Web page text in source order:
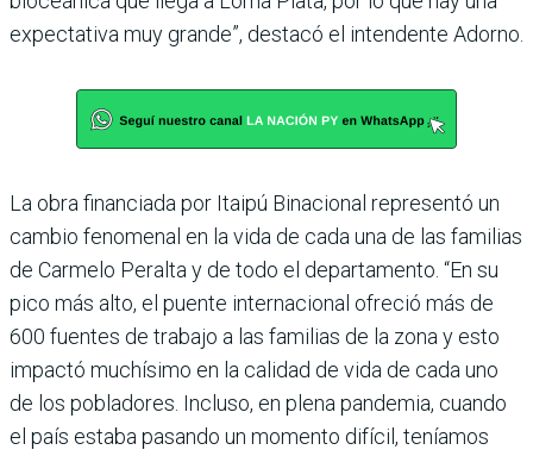
expectativa muy grande”, destacó el intendente Adorno.
La obra financiada por Itaipú Binacional representó un
cam­bio fenomenal en la vida de cada una de las familias
de Car­melo Peralta y de todo el depar­tamento. “En su
pico más alto, el puente internacional ofre­ció más de
600 fuentes de tra­bajo a las familias de la zona y esto
impactó muchísimo en la calidad de vida de cada uno
de los pobladores. Incluso, en plena pandemia, cuando
el país estaba pasando un momento difícil, teníamos